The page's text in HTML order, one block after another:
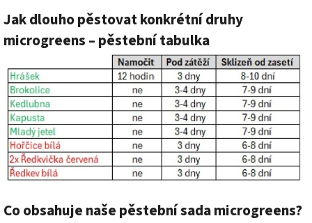
Jak dlouho pěstovat konkrétní druhy
microgreens – pěstební tabulka
Co obsahuje naše pěstební sada microgreens?